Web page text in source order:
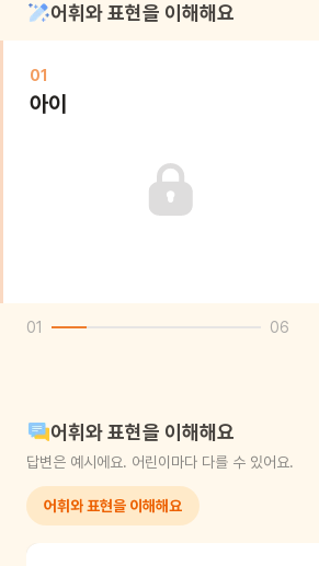
어휘와 표현을 이해해요
01
아이
01 06
어휘와 표현을 이해해요
답변은 예시에요. 어린이마다 다를 수 있어요.
어휘와 표현을 이해해요